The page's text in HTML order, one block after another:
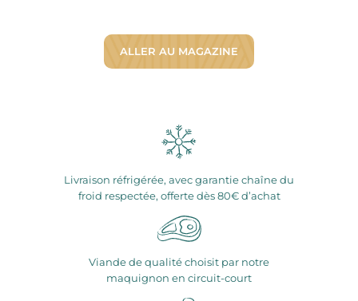
ALLER AU MAGAZINE
Livraison réfrigérée, avec garantie chaîne du
froid respectée, offerte dès 80€ d’achat
Viande de qualité choisit par notre
maquignon en circuit-court